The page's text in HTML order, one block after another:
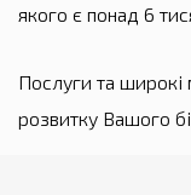
якого є понад 6
Послуги та широкі
розвитку Вашого